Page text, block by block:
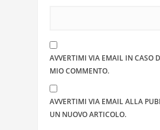
AVVERTIMI VIA EMAIL IN CASO
MIO COMMENTO.
AVVERTIMI VIA EMAIL ALLA
UN NUOVO ARTICOLO.